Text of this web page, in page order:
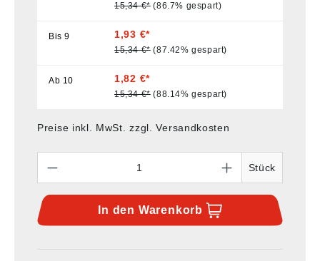
15,34 €* (86.7% gespart)
Bis9 1,93 €*
15,34 €* (87.42% gespart)
Ab 10 1,82 €*
15,34 €* (88.14% gespart)
Preise inkl. MwSt. zzgl. Versandkosten
Stück
In den Warenkorb